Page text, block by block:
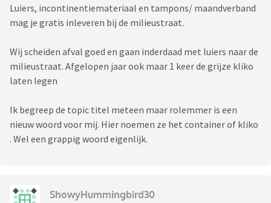
Luiers, incontinentiemateriaal en tampons/ maandverband
mag je gratis inleveren bij de milieustraat.
Wij scheiden afval goed en gaan inderdaad met luiers naar de
milieustraat. Afgelopen jaar ook maar 1 keer de grijze kliko
laten legen
Ik begreep de topic titel meteen maar rolemmer is een
nieuw woord voor mij. Hier noemen ze het container of kliko
. Wel een grappig woord eigenlijk.
ShowyHummingbird30